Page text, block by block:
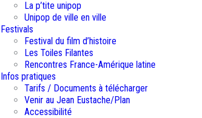
La p’tite unipop
Unipop de ville en ville
Festivals
Festival du film d’histoire
Les Toiles Filantes
Rencontres France-Amérique latine
Infos pratiques
Tarifs / Documents à télécharger
Venir au Jean Eustache/Plan
Accessibilité